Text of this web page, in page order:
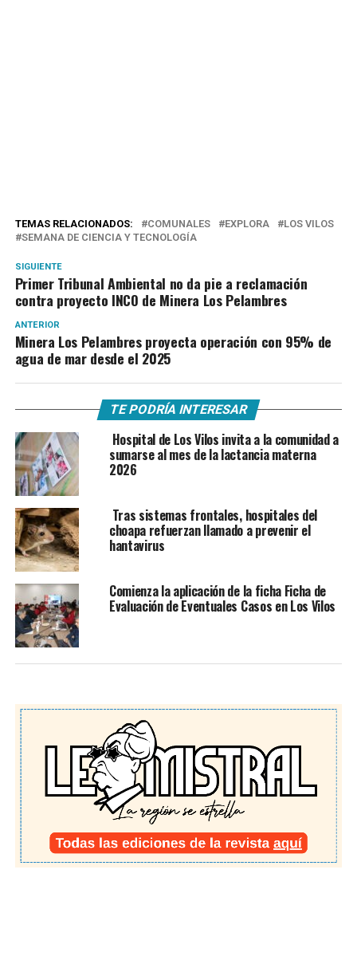
TEMAS RELACIONADOS: COMUNALES EXPLORA
LOS VILOS
SEMANA DE CIENCIA Y TECNOLOGÍA
SIGUIENTE
Primer Tribunal Ambiental no da pie a reclamación
contra proyecto INCO de Minera Los Pelambres
ANTERIOR
Minera Los Pelambres proyecta operación con 95% de
agua de mar desde el 2025
TE PODRÍA INTERESAR
Hospital de Los Vilos invita a la comunidad a
sumarse al mes de la lactancia materna
2026
Tras sistemas frontales, hospitales del
choapa refuerzan llamado a prevenir el
hantavirus
Comienza la aplicación de la ficha Ficha de
Evaluación de Eventuales Casos en Los Vilos